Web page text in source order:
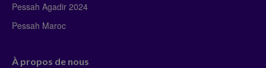
Pessah Agadir 2024
Pessah Maroc
À propos de nous